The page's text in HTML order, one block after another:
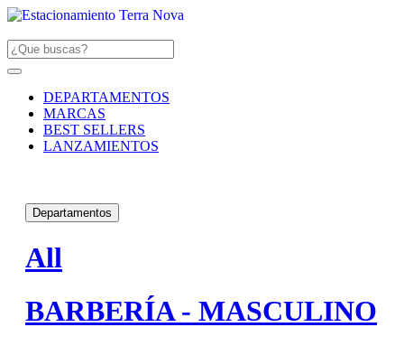
DEPARTAMENTOS
MARCAS
BEST SELLERS
LANZAMIENTOS
Departamentos
All
BARBERÍA - MASCULINO